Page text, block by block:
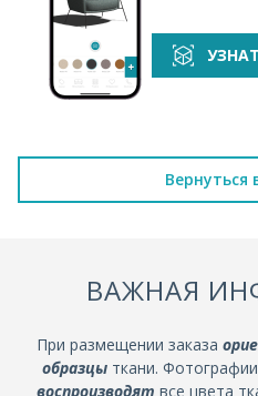
Вернуться
ВАЖНАЯ
При размещении заказа
образцыткани. Фотографии
воспроизводят все цвета